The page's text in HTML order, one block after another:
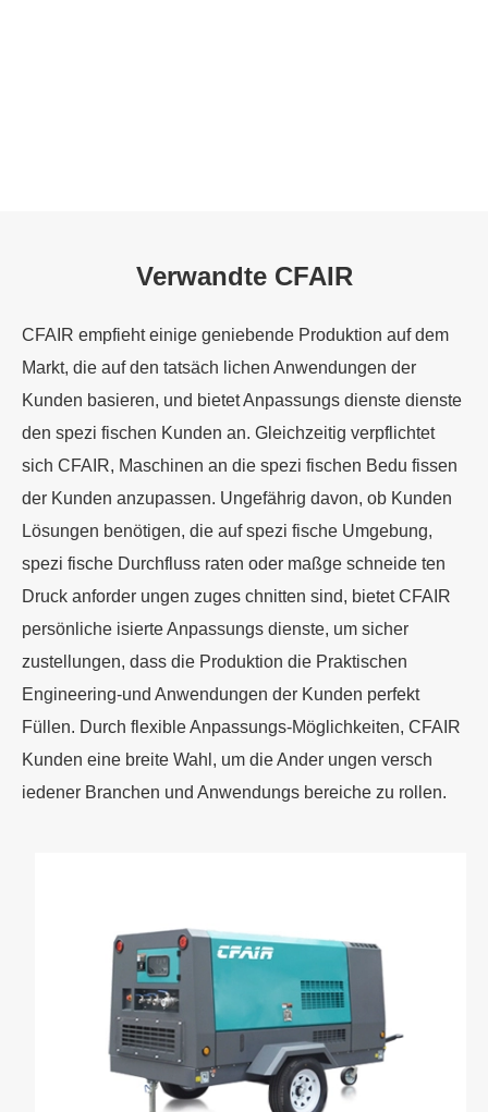
Verwandte CFAIR
CFAIR empfieht einige geniebende Produktion auf dem
Markt, die auf den tatsäch lichen Anwendungen der
Kunden basieren, und bietet Anpassungs dienste dienste
den spezi fischen Kunden an. Gleichzeitig verpflichtet
sich CFAIR, Maschinen an die spezi fischen Bedu fissen
der Kunden anzupassen. Ungefährig davon, ob Kunden
Lösungen benötigen, die auf spezi fische Umgebung,
spezi fische Durchfluss raten oder maßge schneide ten
Druck anforder ungen zuges chnitten sind, bietet CFAIR
persönliche isierte Anpassungs dienste, um sicher
zustellungen, dass die Produktion die Praktischen
Engineering-und Anwendungen der Kunden perfekt
Füllen. Durch flexible Anpassungs-Möglichkeiten, CFAIR
Kunden eine breite Wahl, um die Ander ungen versch
iedener Branchen und Anwendungs bereiche zu rollen.